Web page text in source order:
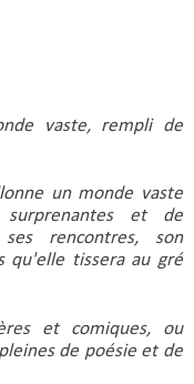
vaste, rempli de
un monde vaste
et de
ses rencontres, son
qu'elle tissera au gré
et comiques, ou
de poésie et de